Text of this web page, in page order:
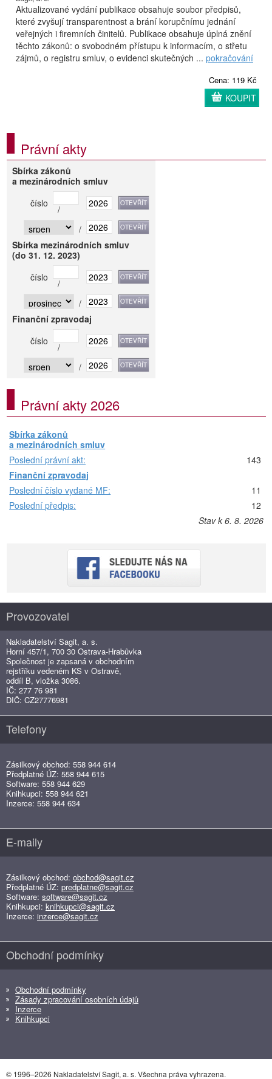
Aktualizované vydání publikace obsahuje soubor předpisů,
které zvyšují transparentnost a brání korupčnímu jednání
veřejných i firemních činitelů. Publikace obsahuje úplná znění
těchto zákonů: o svobodném přístupu k informacím, o střetu
zájmů, o registru smluv, o evidenci skutečných ... pokračování
Cena: 119 Kč
KOUPIT
Právní akty
Sbírka zákonů
a mezinárodních smluv
číslo
/
/
Sbírka mezinárodních smluv
(do 31. 12. 2023)
číslo
/
/
Finanční zpravodaj
číslo
/
/
Právní akty 2026
Sbírka zákonů
a mezinárodních smluv
Poslední právní akt:
143
Finanční zpravodaj
Poslední číslo vydané MF:
11
Poslední předpis:
12
Stav k 6. 8. 2026
Provozovatel
Nakladatelství Sagit, a. s.
Horní 457/1, 700 30 Ostrava-Hrabůvka
Společnost je zapsaná v obchodním
rejstříku vedeném KS v Ostravě,
oddíl B, vložka 3086.
IČ: 277 76 981
DIČ: CZ27776981
Telefony
Zásilkový obchod: 558 944 614
Předplatné ÚZ: 558 944 615
Software: 558 944 629
Knihkupci: 558 944 621
Inzerce: 558 944 634
E-maily
Zásilkový obchod: obchod@sagit.cz
Předplatné ÚZ: predplatne@sagit.cz
Software: software@sagit.cz
Knihkupci: knihkupci@sagit.cz
Inzerce: inzerce@sagit.cz
Obchodní podmínky
Obchodní podmínky
Zásady zpracování osobních údajů
Inzerce
Knihkupci
© 1996–2026 Nakladatelství Sagit, a. s. Všechna práva vyhrazena.